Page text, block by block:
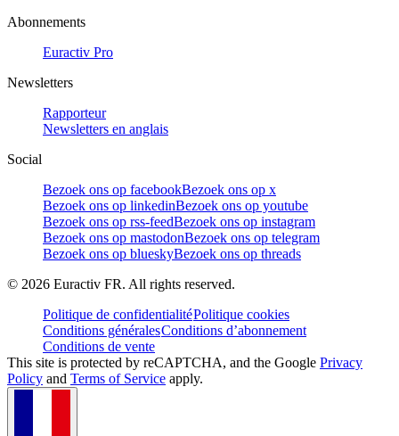
Abonnements
Euractiv Pro
Newsletters
Rapporteur
Newsletters en anglais
Social
Bezoek ons op facebookBezoek ons op x
Bezoek ons op linkedinBezoek ons op youtube
Bezoek ons op rss-feedBezoek ons op instagram
Bezoek ons op mastodonBezoek ons op telegram
Bezoek ons op blueskyBezoek ons op threads
© 2026 Euractiv FR. All rights reserved.
Politique de confidentialitéPolitique cookies
Conditions généralesConditions d’abonnement
Conditions de vente
This site is protected by reCAPTCHA, and the Google Privacy
Policy and Terms of Service apply.